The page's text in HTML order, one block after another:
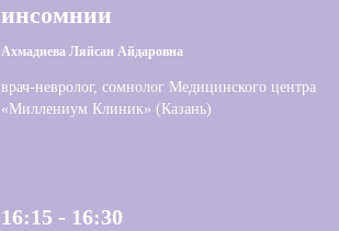
инсомнии
Ахмадиева Ляйсан Айдаровна
врач-невролог, сомнолог Медицинского центра
«Миллениум Клиник» (Казань)
16:15 - 16:30